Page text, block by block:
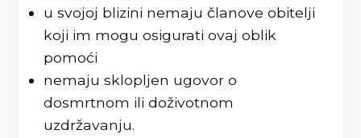
u svojoj blizini nemaju članove obitelji
koji im mogu osigurati ovaj oblik
pomoći
nemaju sklopljen ugovor o
dosmrtnom ili doživotnom
uzdržavanju.